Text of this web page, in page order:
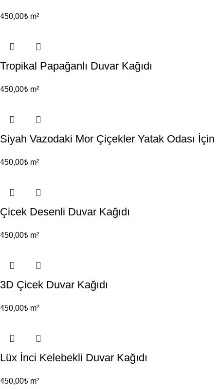
450,00₺ m²
Tropikal Papağanlı Duvar Kağıdı
450,00₺ m²
Siyah Vazodaki Mor Çiçekler Yatak Odası İçin
450,00₺ m²
Çicek Desenli Duvar Kağıdı
450,00₺ m²
3D Çicek Duvar Kağıdı
450,00₺ m²
Lüx İnci Kelebekli Duvar Kağıdı
450,00₺ m²